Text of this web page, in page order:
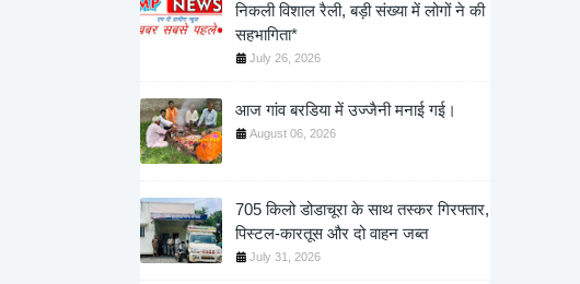
निकली विशाल रैली, बड़ी संख्या में लोगों ने की
सहभागिता*
July 26, 2026
आज गांव बरडिया में उज्जैनी मनाई गई।
August 06, 2026
705 किलो डोडाचूरा के साथ तस्कर गिरफ्तार,
पिस्टल-कारतूस और दो वाहन जब्त
July 31, 2026